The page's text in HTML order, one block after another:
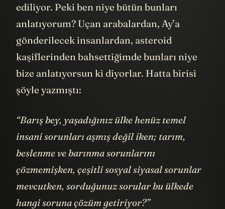
ediliyor. Peki ben niye bütün bunları
anlatıyorum? Uçan arabalardan, Ay’a
gönderilecek insanlardan, asteroid
kaşiflerinden bahsettiğimde bunları niye
bize anlatıyorsun ki diyorlar. Hatta birisi
şöyle yazmıştı:
“Barış bey, yaşadığınız ülke henüz temel
insani sorunları aşmış değil iken; tarım,
beslenme ve barınma sorunlarını
çözmemişken, çeşitli sosyal siyasal sorunlar
mevcutken, sorduğunuz sorular bu ülkede
hangi soruna çözüm getiriyor?”